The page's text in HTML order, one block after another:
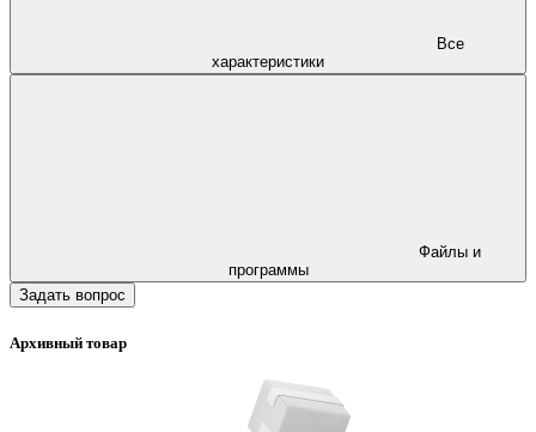
характеристики
программы
Задать вопрос
Архивный товар